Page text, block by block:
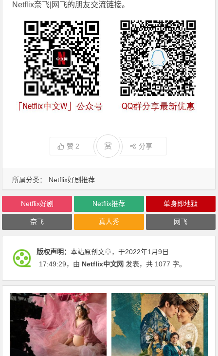
所属分类： Netflix好剧推荐
Netflix奈飞|网飞的朋友交流链接。
赞 2 赏 分享
Netflix好剧 Netflix推荐 单身即地狱
奈飞 真人秀 网飞
版权声明：本站原创文章，于2022年1月9日
17:49:29，由 Netflix中文网 发表，共 1077 字。